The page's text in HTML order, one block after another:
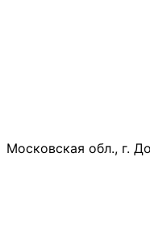
Московская обл., г.